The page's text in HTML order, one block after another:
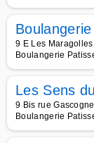
9 E Les
Boulangerie
Les Sens
9 Bis rue
Boulangerie